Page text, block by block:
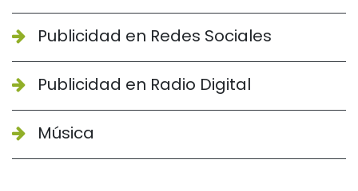
Publicidad en Redes Sociales
Publicidad en Radio Digital
Música